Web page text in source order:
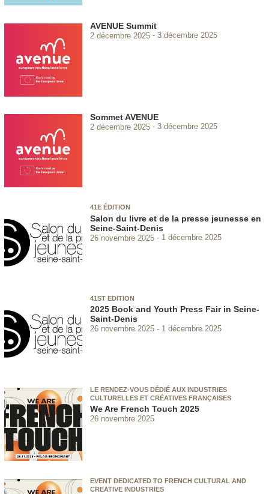
AVENUE Summit
2 décembre 2025 3 décembre 2025
Sommet AVENUE
2 décembre 2025 3 décembre 2025
41E ÉDITION
Salon du livre et de la presse jeunesse en
Seine-Saint-Denis
26 novembre 2025 1 décembre 2025
41ST EDITION
2025 Book and Youth Press Fair in Seine-
Saint-Denis
26 novembre 2025 1 décembre 2025
LE RENDEZ-VOUS DÉDIÉ AUX INDUSTRIES
CULTURELLES ET CRÉATIVES FRANÇAISES
We Are French Touch 2025
26 novembre 2025
EVENT DEDICATED TO FRENCH CULTURAL AND
CREATIVE INDUSTRIES